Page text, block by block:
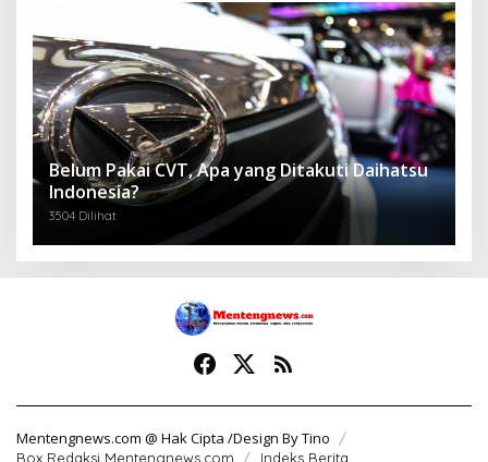
Belum Pakai CVT, Apa yang Ditakuti Daihatsu
Indonesia?
3504 Dilihat
Mentengnews.com @ Hak Cipta /Design By Tino
Box Redaksi Mentengnews.com Indeks Berita